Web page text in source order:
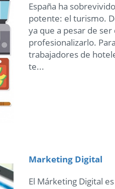
España ha
potente: el turismo.
ya que a pesar de
profesionalizarlo.
trabajadores de
te...
Marketing Digital
El Márketing Digital